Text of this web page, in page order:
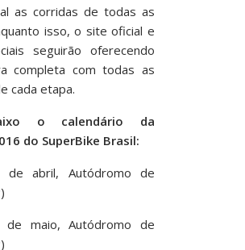
as corridas de todas as
isso, o site oficial e
seguirão oferecendo
completa com todas as
cada etapa.
o calendário da
do SuperBike Brasil:
de abril, Autódromo de
de maio, Autódromo de